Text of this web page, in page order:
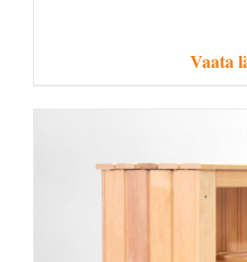
Vaata